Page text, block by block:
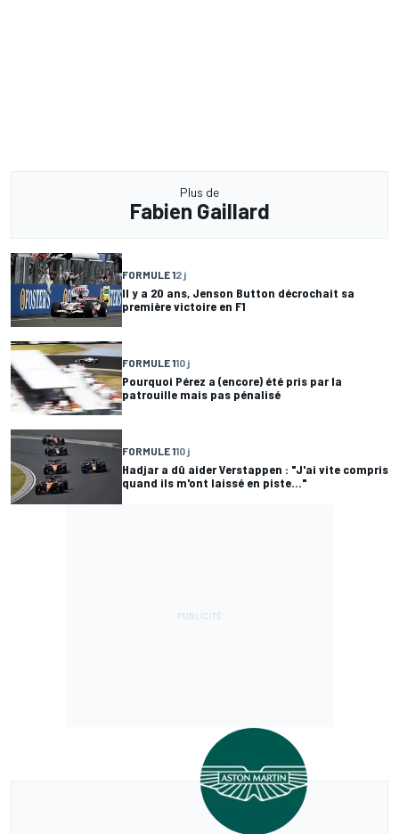
Plus de
Fabien Gaillard
FORMULE 12 j
Il y a 20 ans, Jenson Button décrochait sa
première victoire en F1
FORMULE 110 j
Pourquoi Pérez a (encore) été pris par la
patrouille mais pas pénalisé
FORMULE 110 j
Hadjar a dû aider Verstappen : "J'ai vite compris
quand ils m'ont laissé en piste..."